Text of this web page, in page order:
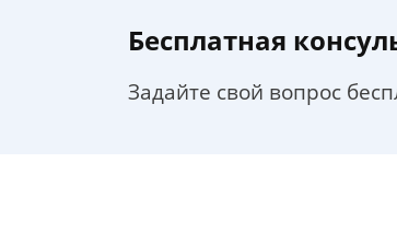
Бесплатная
Задайте свой вопрос